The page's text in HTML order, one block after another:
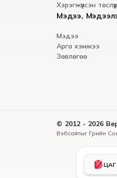
Хэрэгжүүлсэн төслүүд
Мэдээ,
Мэдээ
Арга хэмжээ
Зөвлөгөө
© 2012 - 2026
Вэбсайтыг Грийн